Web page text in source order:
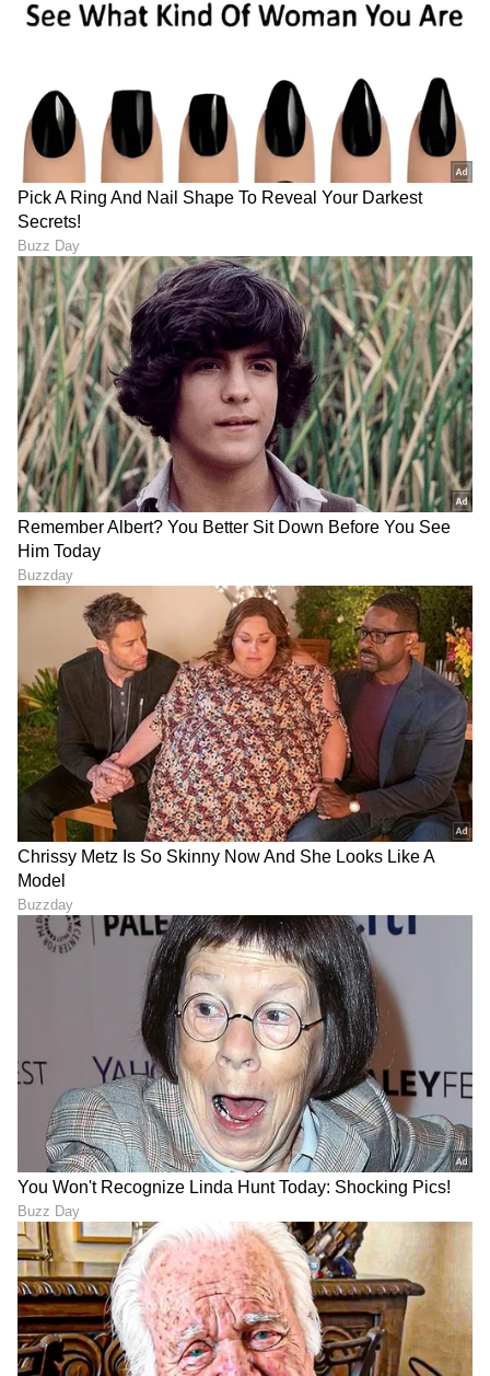
DOWNLOAD APP
RECOMMENDED STORIES
ಈ ದಿನಾಂಕಗಳಲ್ಲಿ ಜನಿಸಿದವರಿಗೆ
ಶನಿವಾರ ಅದೃಷ್ಟದ ದಿನ
Karna Serial: ನಿಧಿಯ ಮುಟ್ಟಿನ
ಸಮಯದಲ್ಲಿ ಪ್ಯಾಡ್​ ತಂದುಕೊಟ್ಟ
ಕರ್ಣ: ನೆಟ್ಟಿಗರಿಂದ ಕಮೆಂಟ್ಸ್​
ಸುರಿಮಳೆ
ಗೆಸ್ಟ್‌ಗೆ ವಿಮಾನ, ಹಾಲ್ ಸೇರಿ ₹17
ಕೋಟಿ ಖರ್ಚಿನ ಮದುವೆ ಟ್ವಿಸ್ಟ್
ಬಯಲು, ತಾಳಿ ಕಟ್ಟೊ ಮೊದಲೇ
ವರ ಸಾವು
Bengaluru: ಪ್ರೇಮಿಯೊಂದಿಗೆ
ಸರಸಕ್ಕೆ ಸಾಲ ಮಾಡಿದ ಪ್ರೇಯಸಿ;
ಪ್ರಶ್ನೆ ಮಾಡಿದ ಅಪ್ಪ-ಅಮ್ಮ-
ತಂಗಿಯ ಕೊಲೆ ಮಾಡಿದ ಮಗಳು!
LATEST VIDEOS
"ರಾಜಕೀಯ ಬೇಡ, ಸಿನಿಮಾನೇ ಪ್ರಾಣ":
ಕನಕೋತ್ಸವದಲ್ಲಿ ರಿಷಬ್ ಶೆಟ್ಟಿ | Rishab
Shetty speech | Suvarna News
ಶೇ.50 ರಿಂದ ಶೇ.18 ಕ್ಕೆ TAX ಇಳಿಕೆ: ಮೋದಿ-
ಟ್ರಂಪ್ ಐತಿಹಾಸಿಕ ಒಪ್ಪಂದ | India US
Trade Deal | Party Rounds